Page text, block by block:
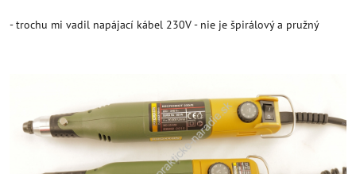
- trochu mi vadil napájací kábel 230V - nie je špirálový a pružný